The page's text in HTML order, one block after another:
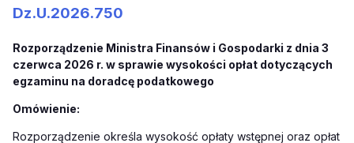
Dz.U.2026.750
Rozporządzenie Ministra Finansów i Gospodarki z dnia 3
czerwca 2026 r. w sprawie wysokości opłat dotyczących
egzaminu na doradcę podatkowego
Omówienie:
Rozporządzenie określa wysokość opłaty wstępnej oraz opłat